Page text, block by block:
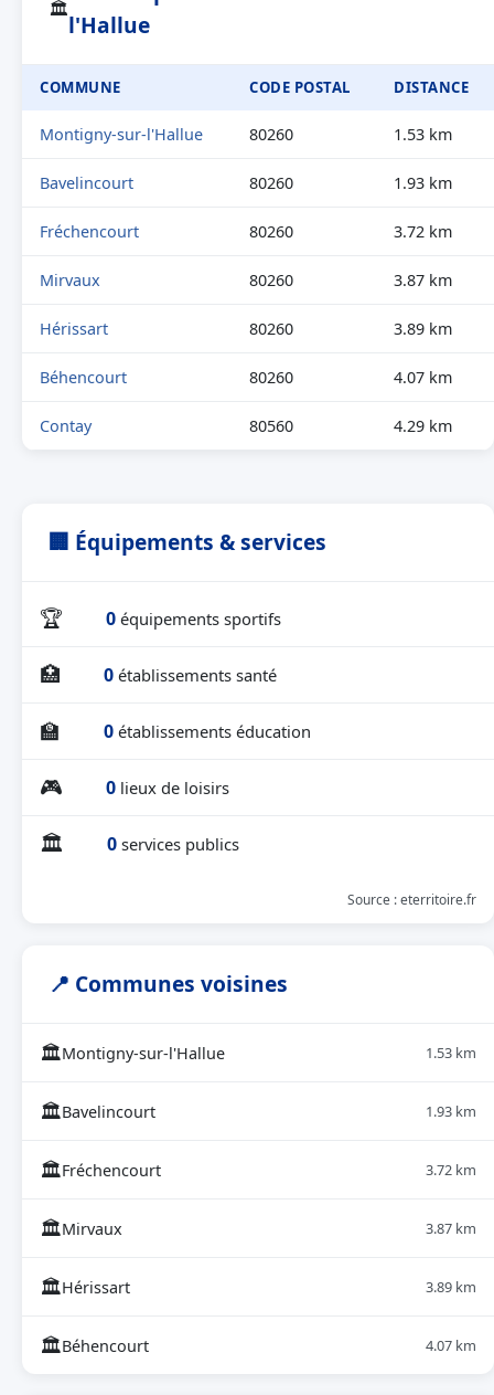
🏛
l'Hallue
COMMUNE CODE POSTAL DISTANCE
Montigny-sur-l'Hallue 80260 1.53 km
Bavelincourt 80260 1.93 km
Fréchencourt 80260 3.72 km
Mirvaux 80260 3.87 km
Hérissart 80260 3.89 km
Béhencourt 80260 4.07 km
Contay 80560 4.29 km
🏢 Équipements & services
🏆 0 équipements sportifs
🏥 0 établissements santé
🏫 0 établissements éducation
🎮 0 lieux de loisirs
🏛 0 services publics
Source : eterritoire.fr
📍 Communes voisines
🏛Montigny-sur-l'Hallue 1.53 km
🏛Bavelincourt 1.93 km
🏛Fréchencourt 3.72 km
🏛Mirvaux 3.87 km
🏛Hérissart 3.89 km
🏛Béhencourt 4.07 km